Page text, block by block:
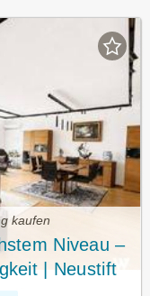
kaufen
Niveau –
| Neustift